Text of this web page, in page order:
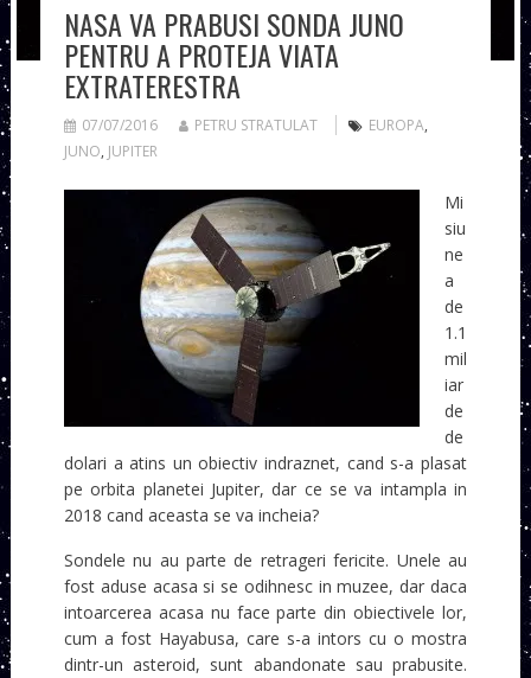
NASA VA PRABUSI SONDA JUNO
PENTRU A PROTEJA VIATA
EXTRATERESTRA
07/07/2016 PETRU STRATULAT EUROPA,
JUNO, JUPITER
Mi
siu
ne
a
de
1.1
mil
iar
de
de
dolari a atins un obiectiv indraznet, cand s-a plasat
pe orbita planetei Jupiter, dar ce se va intampla in
2018 cand aceasta se va incheia?
Sondele nu au parte de retrageri fericite. Unele au
fost aduse acasa si se odihnesc in muzee, dar daca
intoarcerea acasa nu face parte din obiectivele lor,
cum a fost Hayabusa, care s-a intors cu o mostra
dintr-un asteroid, sunt abandonate sau prabusite.